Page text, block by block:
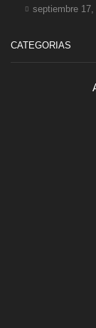
septiembre 17,
CATEGORIAS